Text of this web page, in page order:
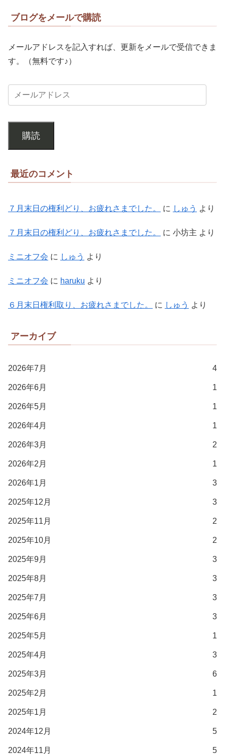
ブログをメールで購読
メールアドレスを記入すれば、更新をメールで受信できま
す。（無料です♪）
購読
最近のコメント
７月末日の権利どり、お疲れさまでした。 に しゅう より
７月末日の権利どり、お疲れさまでした。 に 小坊主 より
ミニオフ会 に しゅう より
ミニオフ会 に haruku より
６月末日権利取り、お疲れさまでした。 に しゅう より
アーカイブ
2026年7月 4
2026年6月 1
2026年5月 1
2026年4月 1
2026年3月 2
2026年2月 1
2026年1月 3
2025年12月 3
2025年11月 2
2025年10月 2
2025年9月 3
2025年8月 3
2025年7月 3
2025年6月 3
2025年5月 1
2025年4月 3
2025年3月 6
2025年2月 1
2025年1月 2
2024年12月 5
2024年11月 5